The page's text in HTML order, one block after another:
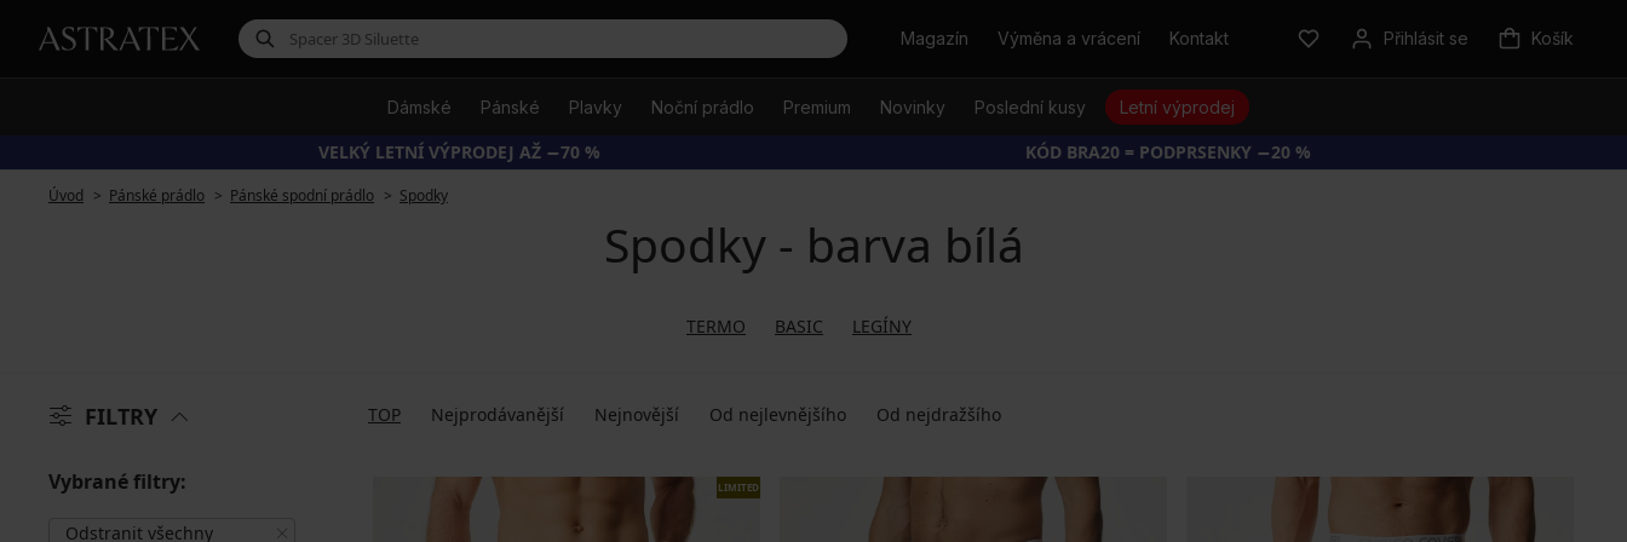
HledatMagazín Výměna a vrácení Kontakt Přihlásit se Košík
Dámské Pánské Plavky Noční prádlo Premium Novinky Poslední kusy Letní výprodej
VELKÝ LETNÍ VÝPRODEJ AŽ −70 % KÓD BRA20 = PODPRSENKY −20 %
Úvod Pánské prádlo Pánské spodní prádlo Spodky
Spodky - barva bílá
TERMO BASIC LEGÍNY
FILTRY TOP Nejprodávanější Nejnovější Od nejlevnějšího Od nejdražšího
Vybrané filtry:
Odstranit všechny
LIMITED